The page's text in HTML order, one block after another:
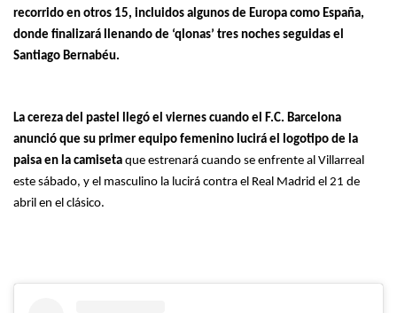
recorrido en otros 15, incluidos algunos de Europa como España,
donde finalizará llenando de ‘qlonas’ tres noches seguidas el
Santiago Bernabéu.
La cereza del pastel llegó el viernes cuando el F.C. Barcelona
anunció que su primer equipo femenino lucirá el logotipo de la
paisa en la camiseta que estrenará cuando se enfrente al Villarreal
este sábado, y el masculino la lucirá contra el Real Madrid el 21 de
abril en el clásico.